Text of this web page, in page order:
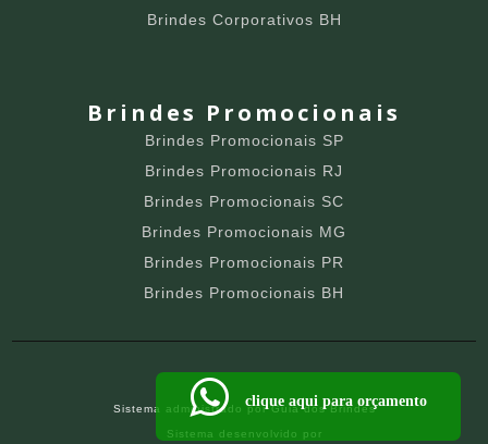
Brindes Corporativos BH
Brindes Promocionais
Brindes Promocionais SP
Brindes Promocionais RJ
Brindes Promocionais SC
Brindes Promocionais MG
Brindes Promocionais PR
Brindes Promocionais BH
Sistema administrado porGuia dos Brindes
Sistema desenvolvido por
clique aqui para orçamento